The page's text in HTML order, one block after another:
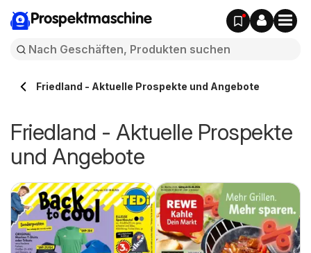
Prospektmaschine
Friedland - Aktuelle Prospekte und Angebote
Friedland - Aktuelle Prospekte
und Angebote